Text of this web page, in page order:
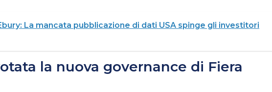
La mancata pubblicazione di dati USA spinge gli investitori
la nuova governance di Fiera